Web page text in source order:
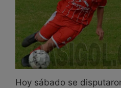
Hoy sábado se